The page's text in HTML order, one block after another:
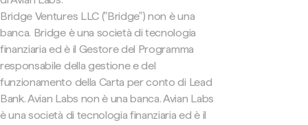
Bridge Ventures LLC ("Bridge") non è una
banca. Bridge è una società di tecnologia
finanziaria ed è il Gestore del Programma
responsabile della gestione e del
funzionamento della Carta per conto di Lead
Bank. Avian Labs non è una banca. Avian Labs
è una società di tecnologia finanziaria ed è il